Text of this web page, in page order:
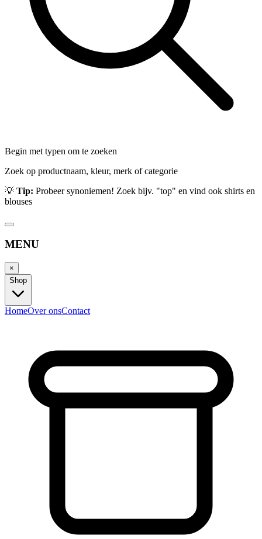
Begin met typen om te zoeken
Zoek op productnaam, kleur, merk of categorie
💡 Tip: Probeer synoniemen! Zoek bijv. "top" en vind ook shirts en
blouses
MENU
×
Shop
HomeOver onsContact